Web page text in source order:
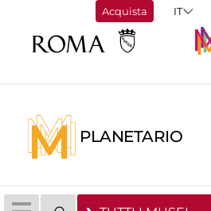
Acquista
PLANETARIO